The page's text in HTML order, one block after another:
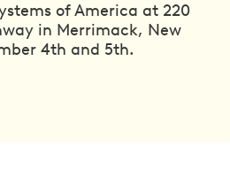
of America at 220
in Merrimack, New
4th and 5th.